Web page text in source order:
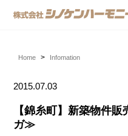
Home Infomation
2015.07.03
【錦糸町】新築物件
ガ≫